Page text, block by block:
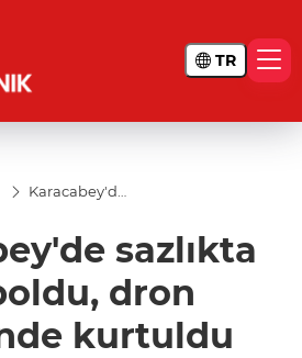
TR
Karacabey'de
dron
sayesinde
kurtuldu
sazlıkta
dron
kurtuldu